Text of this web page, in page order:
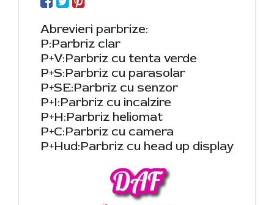
Abrevieri parbrize:
P:Parbriz clar
P+V:Parbriz cu tenta verde
P+S:Parbriz cu parasolar
P+SE:Parbriz cu senzor
P+I:Parbriz cu incalzire
P+H:Parbriz heliomat
P+C:Parbriz cu camera
P+Hud:Parbriz cu head up display